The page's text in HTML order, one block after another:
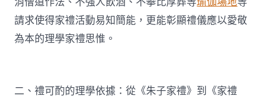
請求使得家禮活動易知簡能，更能彰顯禮儀應以愛敬
為本的理學家禮思惟。
二、禮可酌的理學依據：從《朱子家禮》到《家禮